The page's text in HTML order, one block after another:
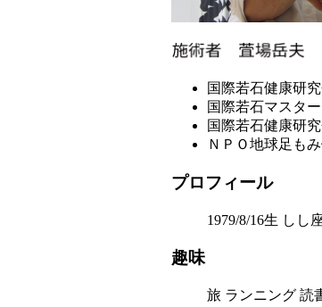
国際若石健康研
国際若石マスタ
国際若石健康研
ＮＰＯ地球足も
プロフィール
1979/8/16生 しし
趣味
旅 ランニング 読